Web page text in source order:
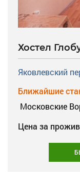
Хостел
Яковлевский
Ближайшие
Московские
Цена за